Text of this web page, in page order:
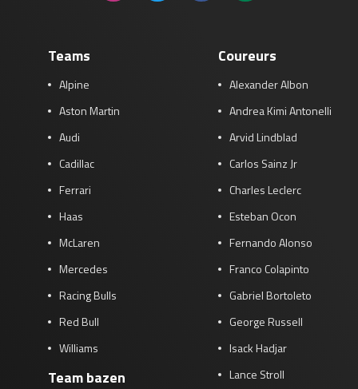
Teams
Alpine
Aston Martin
Audi
Cadillac
Ferrari
Haas
McLaren
Mercedes
Racing Bulls
Red Bull
Williams
Team bazen
Coureurs
Alexander Albon
Andrea Kimi Antonelli
Arvid Lindblad
Carlos Sainz Jr
Charles Leclerc
Esteban Ocon
Fernando Alonso
Franco Colapinto
Gabriel Bortoleto
George Russell
Isack Hadjar
Lance Stroll